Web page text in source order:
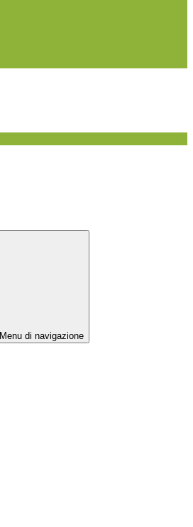
Menu di navigazione